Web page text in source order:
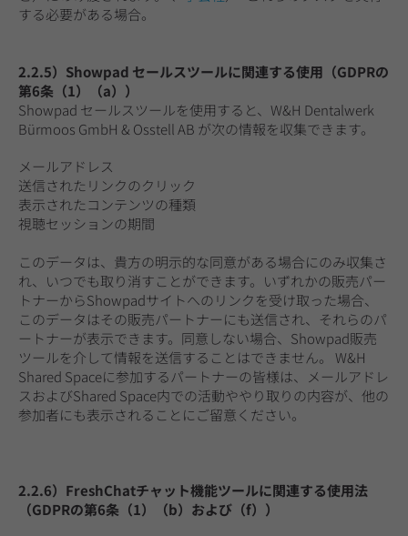
する必要がある場合。
2.2.5）Showpad セールスツールに関連する使用（GDPRの
第6条（1）（a））
Showpad セールスツールを使用すると、W&H Dentalwerk
Bürmoos GmbH & Osstell AB が次の情報を収集できます。
メールアドレス
送信されたリンクのクリック
表示されたコンテンツの種類
視聴セッションの期間
このデータは、貴方の明示的な同意がある場合にのみ収集さ
れ、いつでも取り消すことができます。いずれかの販売パー
トナーからShowpadサイトへのリンクを受け取った場合、
このデータはその販売パートナーにも送信され、それらのパ
ートナーが表示できます。同意しない場合、Showpad販売
ツールを介して情報を送信することはできません。 W&H
Shared Spaceに参加するパートナーの皆様は、メールアドレ
スおよびShared Space内での活動ややり取りの内容が、他の
参加者にも表示されることにご留意ください。
2.2.6）FreshChatチャット機能ツールに関連する使用法
（GDPRの第6条（1）（b）および（f））